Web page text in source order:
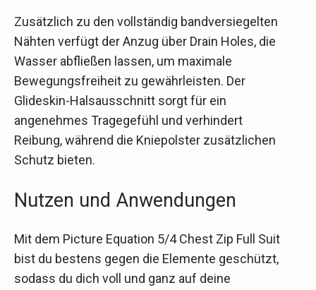
Zusätzlich zu den vollständig bandversiegelten
Nähten verfügt der Anzug über Drain Holes, die
Wasser abfließen lassen, um maximale
Bewegungsfreiheit zu gewährleisten. Der
Glideskin-Halsausschnitt sorgt für ein
angenehmes Tragegefühl und verhindert
Reibung, während die Kniepolster zusätzlichen
Schutz bieten.
Nutzen und Anwendungen
Mit dem Picture Equation 5/4 Chest Zip Full Suit
bist du bestens gegen die Elemente geschützt,
sodass du dich voll und ganz auf deine